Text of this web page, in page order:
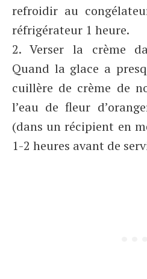
refroidir au
réfrigérateur 1 heure.
2. Verser la crème
Quand la glace a
cuillère de crème de
l’eau de fleur
(dans un récipient en
1-2 heures avant de